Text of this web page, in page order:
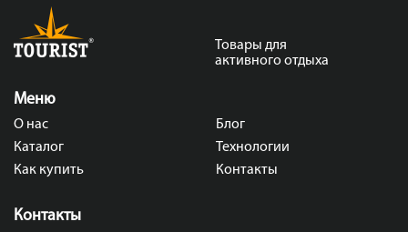
Товары для
активного отдыха
Меню
О нас
Каталог
Как купить
Блог
Технологии
Контакты
Контакты